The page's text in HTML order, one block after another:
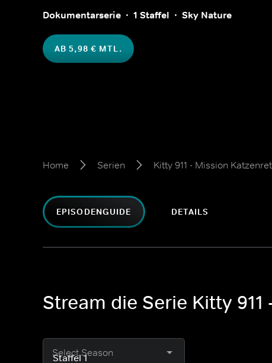
Dokumentarserie 1 Staffel Sky Nature
AB 5,98 € MTL.
Home Serien Kitty 911 - Mission
EPISODENGUIDE DETAILS
Stream die Serie Kitty
Select Season